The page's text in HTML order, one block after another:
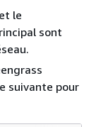
le
sont
suivante pour